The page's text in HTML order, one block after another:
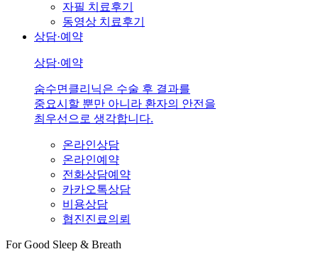
자필 치료후기
동영상 치료후기
상담·예약
상담·예약
숨수면클리닉은 수술 후 결과를
중요시할 뿐만 아니라 환자의 안전을
최우선으로 생각합니다.
온라인상담
온라인예약
전화상담예약
카카오톡상담
비용상담
협진진료의뢰
For Good Sleep & Breath